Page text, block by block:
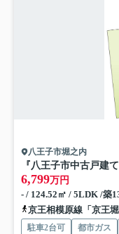
八王子市堀之内
6,799万円
- / 124.52㎡ / 5LDK /築
京王相模原線「京王
駐車2台可 都市ガス